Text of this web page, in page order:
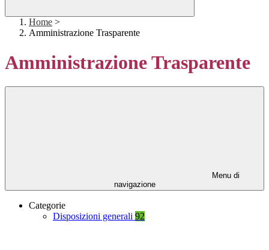
Home >
Amministrazione Trasparente
Amministrazione Trasparente
Menu di
navigazione
Categorie
Disposizioni generali 92